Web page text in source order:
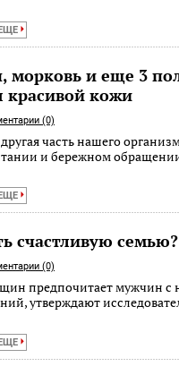
морковь и еще 3
красивой кожи
(0)
часть нашего
и бережном
счастливую
(0)
предпочитает мужчин с
утверждают